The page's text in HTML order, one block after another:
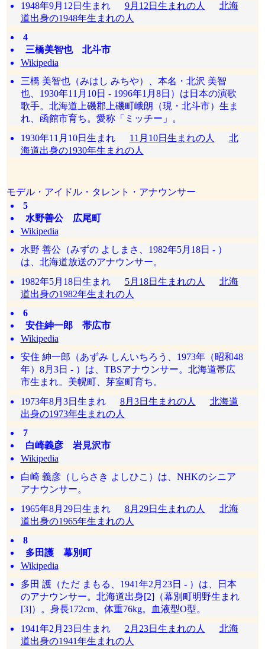
1948年9月12日生まれ 9月12日生まれの人
北海
道出身の1948年生まれの人
4
三橋美智也 北斗市
Wikipedia
三橋 美智也（みはし みちや）、本名・北沢 美智
也、1930年11月10日 - 1996年1月8日）は日本の演歌
歌手。北海道上磯郡上磯町峨朗（現・北斗市）生ま
れ、函館市育ち。愛称「ミッチー」。
1930年11月10日生まれ 11月10日生まれの人
北
海道出身の1930年生まれの人
モデル・アイドル・タレント・アナウンサー
5
水野善公 広尾町
Wikipedia
水野 善公（みずの よしまさ、1982年5月18日 - ）
は、北海道放送のアナウンサー。
1982年5月18日生まれ 5月18日生まれの人
北海
道出身の1982年生まれの人
6
安住紳一郎 帯広市
Wikipedia
安住 紳一郎（あずみ しんいちろう、1973年（昭和48
年）8月3日 - ）は、TBSアナウンサー。北海道帯広
市生まれ。美幌町、芽室町育ち。
1973年8月3日生まれ 8月3日生まれの人
北海道
出身の1973年生まれの人
7
白崎義彦 岩見沢市
Wikipedia
白崎 義彦（しらさき よしひこ）は、NHKのシニア
アナウンサー。
1965年8月29日生まれ 8月29日生まれの人
北海
道出身の1965年生まれの人
8
多田護 幕別町
Wikipedia
多田 護（ただ まもる、1941年2月23日 - ）は、日本
のアナウンサー。北海道出身[2]（幕別町明野生まれ
[3]）。身長172cm、体重76kg。血液型O型。
1941年2月23日生まれ 2月23日生まれの人
北海
道出身の1941年生まれの人